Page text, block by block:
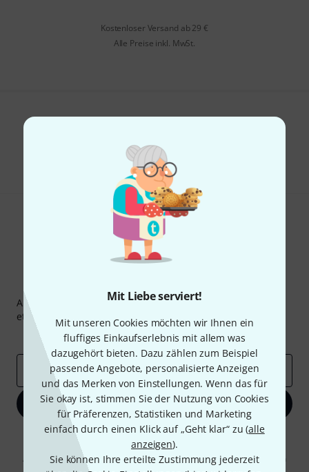
Mit Liebe serviert!
Mit unseren Cookies möchten wir Ihnen ein
fluffiges Einkaufserlebnis mit allem was
dazugehört bieten. Dazu zählen zum Beispiel
passende Angebote, personalisierte Anzeigen
und das Merken von Einstellungen. Wenn das für
Sie okay ist, stimmen Sie der Nutzung von Cookies
für Präferenzen, Statistiken und Marketing
einfach durch einen Klick auf „Geht klar“ zu (alle
anzeigen).
Sie können Ihre erteilte Zustimmung jederzeit
Kostenloser Versand ab 29 €
Alle Preise inkl. MwSt.
Hilfe & Feedback
Abonniere den Thomann Newsletter und gewinne mit
etwas Glück einen von
50 Gutscheinen über jeweils
Inspirierende Beiträge
Deals Thomann Insights
E-Mail-Adresse*
Jetzt anmelden
Mit Klick auf „Jetzt anmelden“ stimmen Sie dem Erhalt von E-Mail-
Werbung und einer Messung des E-Mail-Nutzungsverhaltens zu. Die
Abmeldung ist jederzeit möglich. Weitere Informationen finden Sie in
unseren Datenschutzhinweisen